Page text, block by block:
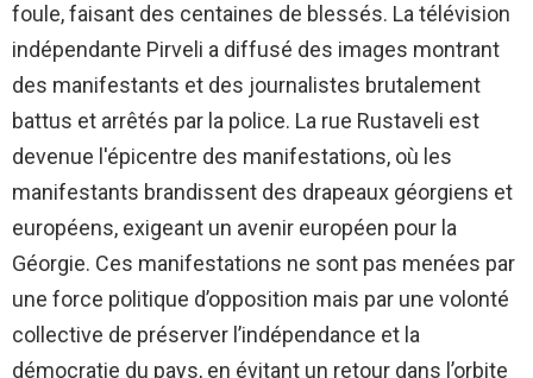
foule, faisant des centaines de blessés. La télévision
indépendante Pirveli a diffusé des images montrant
des manifestants et des journalistes brutalement
battus et arrêtés par la police. La rue Rustaveli est
devenue l'épicentre des manifestations, où les
manifestants brandissent des drapeaux géorgiens et
européens, exigeant un avenir européen pour la
Géorgie. Ces manifestations ne sont pas menées par
une force politique d’opposition mais par une volonté
collective de préserver l’indépendance et la
démocratie du pays, en évitant un retour dans l’orbite